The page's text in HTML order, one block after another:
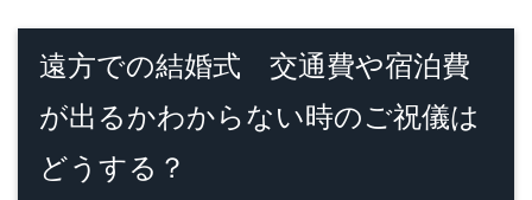
遠方での結婚式 交通費や宿泊費
が出るかわからない時のご祝儀は
どうする？